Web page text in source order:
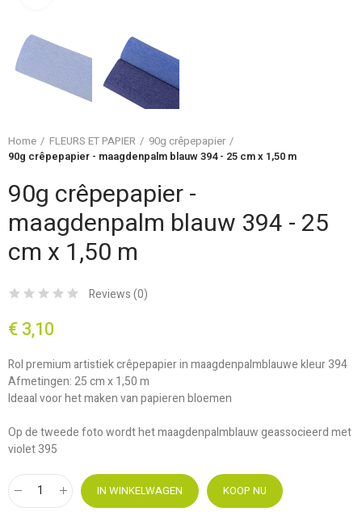
Home FLEURS ET PAPIER
90g crêpepapier
90g crêpepapier - maagdenpalm blauw 394 - 25 cm x 1,50 m
90g crêpepapier -
maagdenpalm blauw 394 - 25
cm x 1,50 m
Reviews (0)
€ 3,10
Rol premium artistiek crêpepapier in maagdenpalmblauwe kleur 394
Afmetingen: 25 cm x 1,50 m
Ideaal voor het maken van papieren bloemen
Op de tweede foto wordt het maagdenpalmblauw geassocieerd met
violet 395
IN WINKELWAGEN KOOP NU